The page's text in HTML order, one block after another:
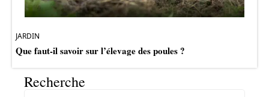
JARDIN
Que faut-il savoir sur l’élevage des poules ?
Recherche